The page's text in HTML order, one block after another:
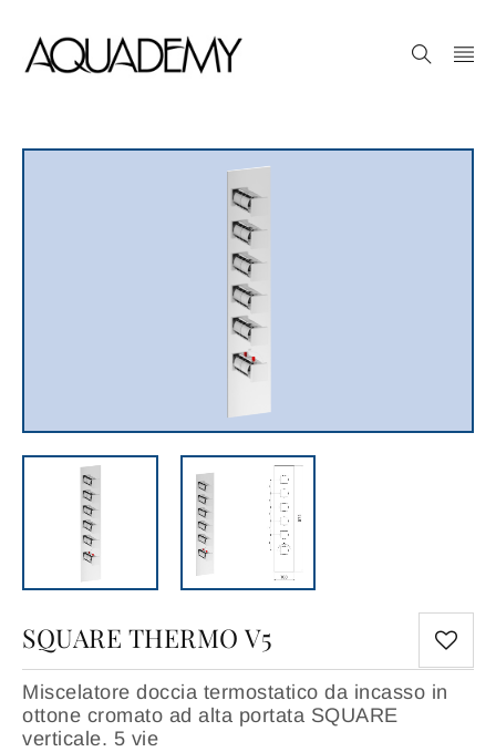
SQUARE THERMO V5
Miscelatore doccia termostatico da incasso in
ottone cromato ad alta portata SQUARE
verticale. 5 vie